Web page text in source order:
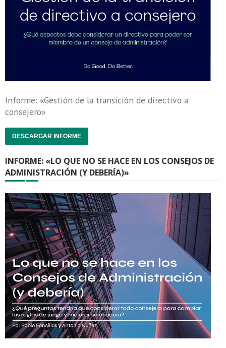
Informe: «Gestión de la transición de directivo a
consejero»
DESCARGAR INFORME
INFORME: «LO QUE NO SE HACE EN LOS CONSEJOS DE
ADMINISTRACIÓN (Y DEBERÍA)»